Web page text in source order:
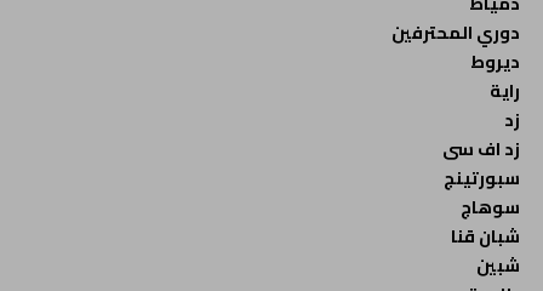
دوري المحترفين
ديروط
راية
زد
زد اف سى
سبورتينج
سوهاج
شبان قنا
شبين